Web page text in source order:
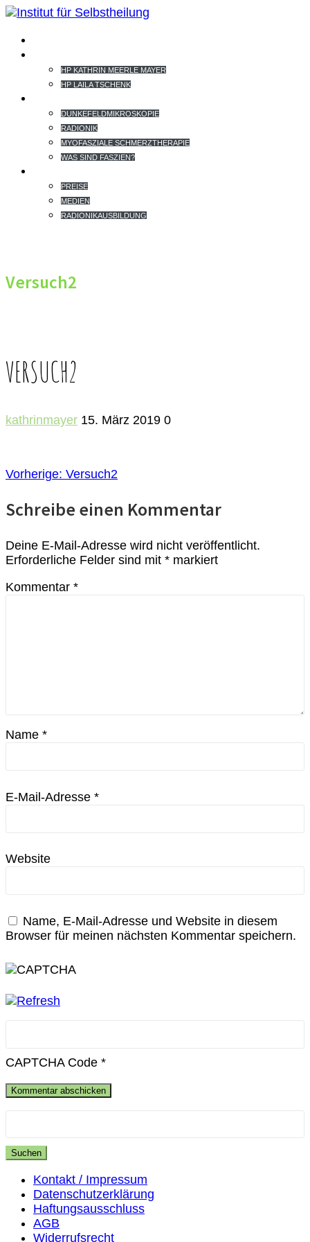
HP KATHRIN MEERLE MAYER
HP LAILA TSCHENK
DUNKEFELDMIKROSKOPIE
RADIONIK
MYOFASZIALE SCHMERZTHERAPIE
WAS SIND FASZIEN?
PREISE
MEDIEN
RADIONIKAUSBILDUNG
Versuch2
VERSUCH2
kathrinmayer 15. März 2019 0
BEITRAGSNAVIGATION
Vorherige: Vorheriger
Versuch2
Schreibe einen Kommentar
Deine E-Mail-Adresse wird nicht veröffentlicht.
Erforderliche Felder sind mit * markiert
Kommentar *
Name *
E-Mail-Adresse *
Website
Name, E-Mail-Adresse und Website in diesem
Browser für meinen nächsten Kommentar speichern.
CAPTCHA Code *
Kontakt / Impressum
Datenschutzerklärung
Haftungsausschluss
AGB
Widerrufsrecht